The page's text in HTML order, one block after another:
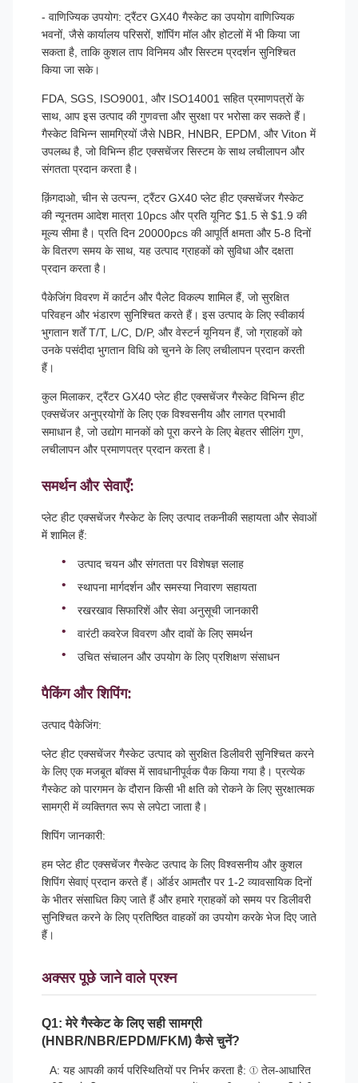
- वाणिज्यिक उपयोग: ट्रैंटर GX40 गैस्केट का उपयोग वाणिज्यिक
भवनों, जैसे कार्यालय परिसरों, शॉपिंग मॉल और होटलों में भी किया जा
सकता है, ताकि कुशल ताप विनिमय और सिस्टम प्रदर्शन सुनिश्चित
किया जा सके।
FDA, SGS, ISO9001, और ISO14001 सहित प्रमाणपत्रों के
साथ, आप इस उत्पाद की गुणवत्ता और सुरक्षा पर भरोसा कर सकते हैं।
गैस्केट विभिन्न सामग्रियों जैसे NBR, HNBR, EPDM, और Viton में
उपलब्ध है, जो विभिन्न हीट एक्सचेंजर सिस्टम के साथ लचीलापन और
संगतता प्रदान करता है।
क़िंगदाओ, चीन से उत्पन्न, ट्रैंटर GX40 प्लेट हीट एक्सचेंजर गैस्केट
की न्यूनतम आदेश मात्रा 10pcs और प्रति यूनिट $1.5 से $1.9 की
मूल्य सीमा है। प्रति दिन 20000pcs की आपूर्ति क्षमता और 5-8 दिनों
के वितरण समय के साथ, यह उत्पाद ग्राहकों को सुविधा और दक्षता
प्रदान करता है।
पैकेजिंग विवरण में कार्टन और पैलेट विकल्प शामिल हैं, जो सुरक्षित
परिवहन और भंडारण सुनिश्चित करते हैं। इस उत्पाद के लिए स्वीकार्य
भुगतान शर्तें T/T, L/C, D/P, और वेस्टर्न यूनियन हैं, जो ग्राहकों को
उनके पसंदीदा भुगतान विधि को चुनने के लिए लचीलापन प्रदान करती
हैं।
कुल मिलाकर, ट्रैंटर GX40 प्लेट हीट एक्सचेंजर गैस्केट विभिन्न हीट
एक्सचेंजर अनुप्रयोगों के लिए एक विश्वसनीय और लागत प्रभावी
समाधान है, जो उद्योग मानकों को पूरा करने के लिए बेहतर सीलिंग गुण,
लचीलापन और प्रमाणपत्र प्रदान करता है।
समर्थन और सेवाएँ:
प्लेट हीट एक्सचेंजर गैस्केट के लिए उत्पाद तकनीकी सहायता और सेवाओं
में शामिल हैं:
उत्पाद चयन और संगतता पर विशेषज्ञ सलाह
स्थापना मार्गदर्शन और समस्या निवारण सहायता
रखरखाव सिफारिशें और सेवा अनुसूची जानकारी
वारंटी कवरेज विवरण और दावों के लिए समर्थन
उचित संचालन और उपयोग के लिए प्रशिक्षण संसाधन
पैकिंग और शिपिंग:
उत्पाद पैकेजिंग:
प्लेट हीट एक्सचेंजर गैस्केट उत्पाद को सुरक्षित डिलीवरी सुनिश्चित करने
के लिए एक मजबूत बॉक्स में सावधानीपूर्वक पैक किया गया है। प्रत्येक
गैस्केट को पारगमन के दौरान किसी भी क्षति को रोकने के लिए सुरक्षात्मक
सामग्री में व्यक्तिगत रूप से लपेटा जाता है।
शिपिंग जानकारी:
हम प्लेट हीट एक्सचेंजर गैस्केट उत्पाद के लिए विश्वसनीय और कुशल
शिपिंग सेवाएं प्रदान करते हैं। ऑर्डर आमतौर पर 1-2 व्यावसायिक दिनों
के भीतर संसाधित किए जाते हैं और हमारे ग्राहकों को समय पर डिलीवरी
सुनिश्चित करने के लिए प्रतिष्ठित वाहकों का उपयोग करके भेज दिए जाते
हैं।
अक्सर पूछे जाने वाले प्रश्न
Q1: मेरे गैस्केट के लिए सही सामग्री
(HNBR/NBR/EPDM/FKM) कैसे चुनें?
A: यह आपकी कार्य परिस्थितियों पर निर्भर करता है: ① तेल-आधारित